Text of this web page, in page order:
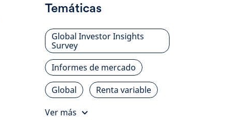
Temáticas
Global Investor Insights
Survey
Informes de mercado
Global
Renta variable
Ver más